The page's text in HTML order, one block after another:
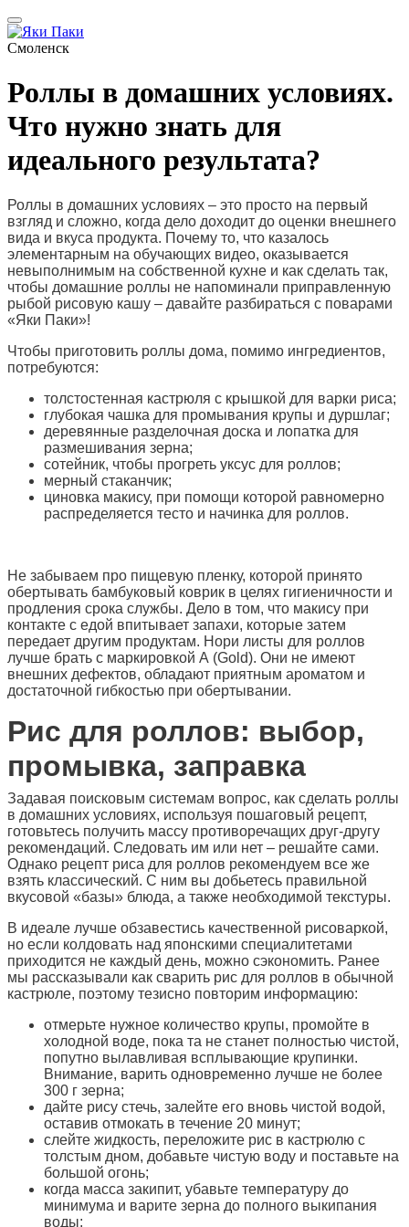
Смоленск
Роллы в домашних условиях.
Что нужно знать для
идеального результата?
Роллы в домашних условиях – это просто на первый
взгляд и сложно, когда дело доходит до оценки внешнего
вида и вкуса продукта. Почему то, что казалось
элементарным на обучающих видео, оказывается
невыполнимым на собственной кухне и как сделать так,
чтобы домашние роллы не напоминали приправленную
рыбой рисовую кашу – давайте разбираться с поварами
«Яки Паки»!
Чтобы приготовить роллы дома, помимо ингредиентов,
потребуются:
толстостенная кастрюля с крышкой для варки риса;
глубокая чашка для промывания крупы и дуршлаг;
деревянные разделочная доска и лопатка для
размешивания зерна;
сотейник, чтобы прогреть уксус для роллов;
мерный стаканчик;
циновка макису, при помощи которой равномерно
распределяется тесто и начинка для роллов.
Не забываем про пищевую пленку, которой принято
обертывать бамбуковый коврик в целях гигиеничности и
продления срока службы. Дело в том, что макису при
контакте с едой впитывает запахи, которые затем
передает другим продуктам. Нори листы для роллов
лучше брать с маркировкой А (Gold). Они не имеют
внешних дефектов, обладают приятным ароматом и
достаточной гибкостью при обертывании.
Рис для роллов: выбор,
промывка, заправка
Задавая поисковым системам вопрос, как сделать роллы
в домашних условиях, используя пошаговый рецепт,
готовьтесь получить массу противоречащих друг-другу
рекомендаций. Следовать им или нет – решайте сами.
Однако рецепт риса для роллов рекомендуем все же
взять классический. С ним вы добьетесь правильной
вкусовой «базы» блюда, а также необходимой текстуры.
В идеале лучше обзавестись качественной рисоваркой,
но если колдовать над японскими специалитетами
приходится не каждый день, можно сэкономить. Ранее
мы рассказывали как сварить рис для роллов в обычной
кастрюле, поэтому тезисно повторим информацию:
отмерьте нужное количество крупы, промойте в
холодной воде, пока та не станет полностью чистой,
попутно вылавливая всплывающие крупинки.
Внимание, варить одновременно лучше не более
300 г зерна;
дайте рису стечь, залейте его вновь чистой водой,
оставив отмокать в течение 20 минут;
слейте жидкость, переложите рис в кастрюлю с
толстым дном, добавьте чистую воду и поставьте на
большой огонь;
когда масса закипит, убавьте температуру до
минимума и варите зерна до полного выкипания
воды;